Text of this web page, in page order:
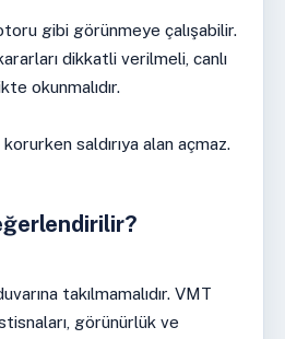
gibi görünmeye çalışabilir.
dikkatli verilmeli, canlı
okunmalıdır.
saldırıya alan açmaz.
takılmamalıdır. VMT
görünürlük ve